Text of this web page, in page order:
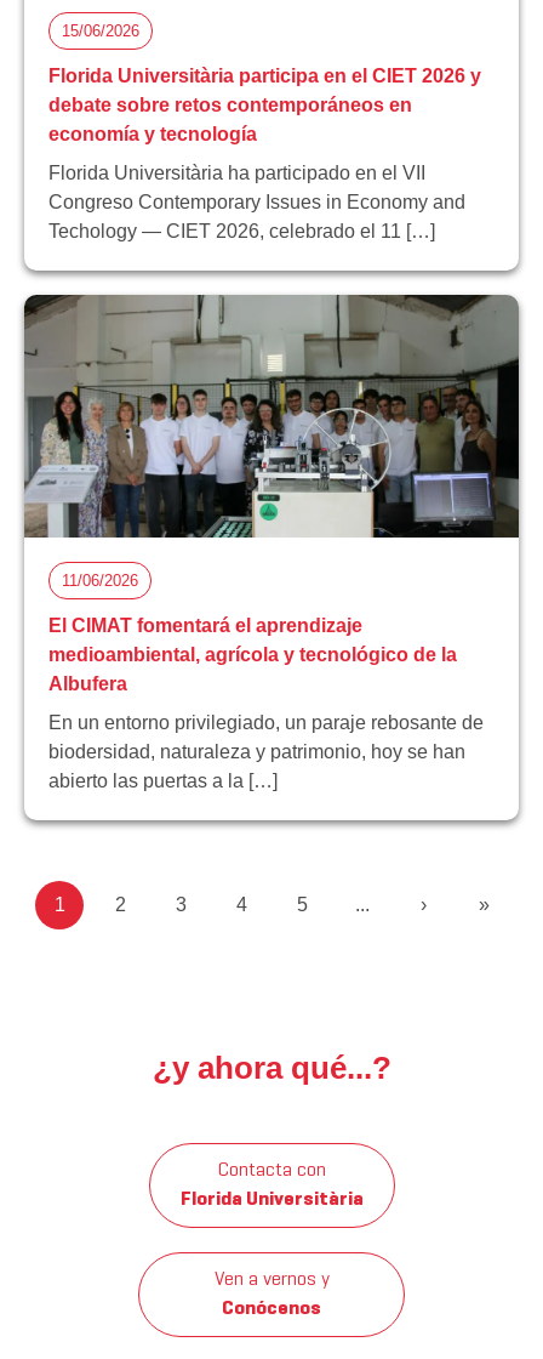
15/06/2026
Florida Universitària participa en el CIET 2026 y
debate sobre retos contemporáneos en
economía y tecnología
Florida Universitària ha participado en el VII
Congreso Contemporary Issues in Economy and
Techology — CIET 2026, celebrado el 11 […]
11/06/2026
El CIMAT fomentará el aprendizaje
medioambiental, agrícola y tecnológico de la
Albufera
En un entorno privilegiado, un paraje rebosante de
biodersidad, naturaleza y patrimonio, hoy se han
abierto las puertas a la […]
1 2 3 4 5 ... › »
¿y ahora qué...?
Contacta con
Florida Universitària
Ven a vernos y
Conócenos